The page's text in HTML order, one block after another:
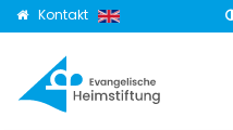
Kontakt